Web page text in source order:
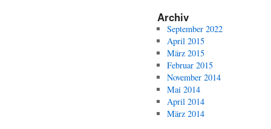
Archiv
September 2022
April 2015
März 2015
Februar 2015
November 2014
Mai 2014
April 2014
März 2014